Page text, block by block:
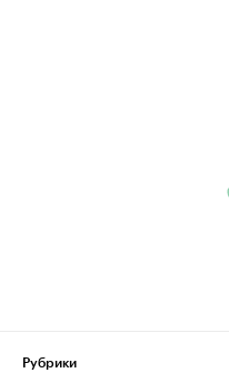
Рубрики